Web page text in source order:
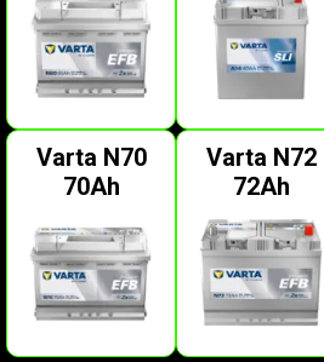
Varta N70
70Ah
Varta N72
72Ah